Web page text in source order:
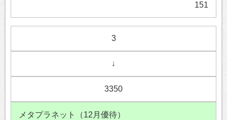
151
3
↓
3350
メタプラネット（12月優待）